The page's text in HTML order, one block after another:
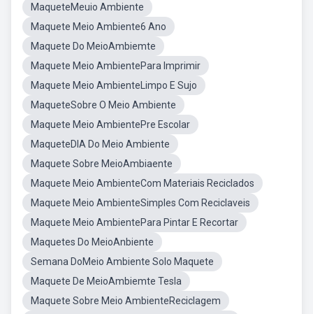
MaqueteMeuio Ambiente
Maquete Meio Ambiente6 Ano
Maquete Do MeioAmbiemte
Maquete Meio AmbientePara Imprimir
Maquete Meio AmbienteLimpo E Sujo
MaqueteSobre O Meio Ambiente
Maquete Meio AmbientePre Escolar
MaqueteDIA Do Meio Ambiente
Maquete Sobre MeioAmbiaente
Maquete Meio AmbienteCom Materiais Reciclados
Maquete Meio AmbienteSimples Com Reciclaveis
Maquete Meio AmbientePara Pintar E Recortar
Maquetes Do MeioAnbiente
Semana DoMeio Ambiente Solo Maquete
Maquete De MeioAmbiemte Tesla
Maquete Sobre Meio AmbienteReciclagem